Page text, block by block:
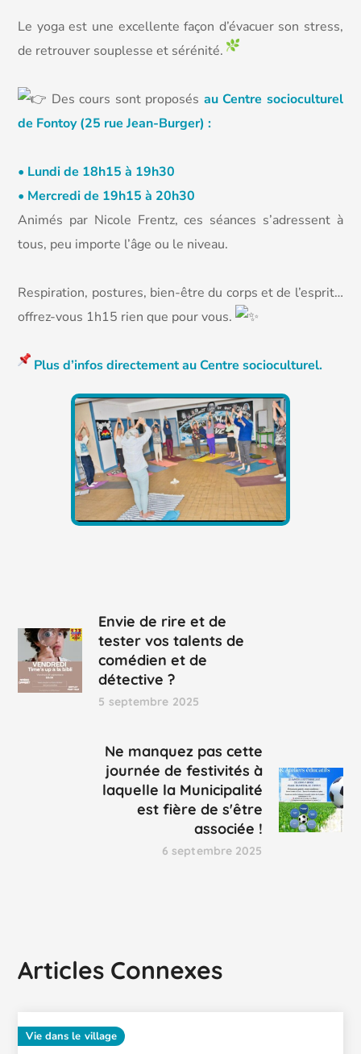
Le yoga est une excellente façon d’évacuer son stress,
de retrouver souplesse et sérénité.
Des cours sont proposés au Centre socioculturel
de Fontoy (25 rue Jean-Burger) :
• Lundi de 18h15 à 19h30
• Mercredi de 19h15 à 20h30
Animés par Nicole Frentz, ces séances s’adressent à
tous, peu importe l’âge ou le niveau.
Respiration, postures, bien-être du corps et de l’esprit…
offrez-vous 1h15 rien que pour vous.
Plus d’infos directement au Centre socioculturel.
Envie de rire et de
tester vos talents de
comédien et de
détective ?
5 septembre 2025
Ne manquez pas cette
journée de festivités à
laquelle la Municipalité
est fière de s'être
associée !
6 septembre 2025
Articles Connexes
Vie dans le village